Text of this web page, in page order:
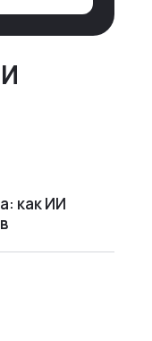
сильно
как ИИ